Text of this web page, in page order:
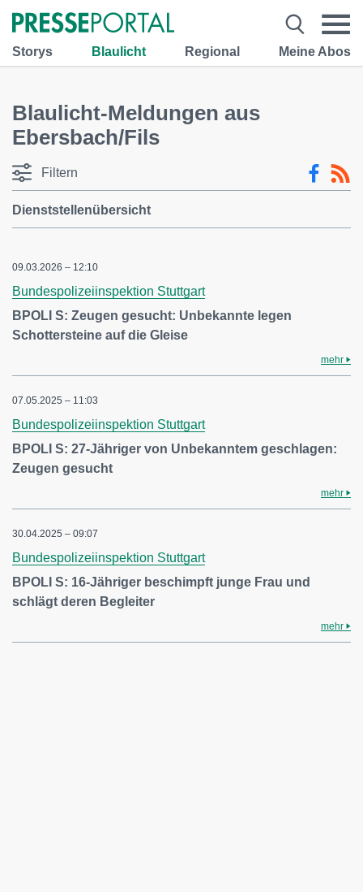
Storys Blaulicht Regional Meine Abos
Blaulicht-Meldungen aus
Ebersbach/Fils
Filtern
Dienststellenübersicht
09.03.2026 – 12:10
Bundespolizeiinspektion Stuttgart
BPOLI S: Zeugen gesucht: Unbekannte legen
Schottersteine auf die Gleise
mehr
07.05.2025 – 11:03
Bundespolizeiinspektion Stuttgart
BPOLI S: 27-Jähriger von Unbekanntem geschlagen:
Zeugen gesucht
mehr
30.04.2025 – 09:07
Bundespolizeiinspektion Stuttgart
BPOLI S: 16-Jähriger beschimpft junge Frau und
schlägt deren Begleiter
mehr